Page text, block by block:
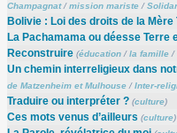
Champagnat/mission mariste/
Bolivie : Loi des droits de la Mère
La Pachamama ou déesse Terre
Reconstruire (éducation/la famille/
Un chemin interreligieux dans
de Matzenheim et Mulhouse/Inter-
Traduire ou interpréter ? (culture)
Ces mots venus d’ailleurs (culture)